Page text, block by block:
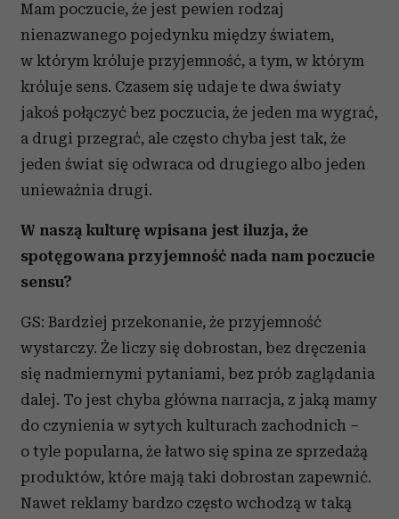
Mam poczucie, że jest pewien rodzaj
nienazwanego pojedynku między światem,
w którym króluje przyjemność, a tym, w którym
króluje sens. Czasem się udaje te dwa światy
jakoś połączyć bez poczucia, że jeden ma wygrać,
a drugi przegrać, ale często chyba jest tak, że
jeden świat się odwraca od drugiego albo jeden
unieważnia drugi.
W naszą kulturę wpisana jest iluzja, że
spotęgowana przyjemność nada nam poczucie
sensu?
GS: Bardziej przekonanie, że przyjemność
wystarczy. Że liczy się dobrostan, bez dręczenia
się nadmiernymi pytaniami, bez prób zaglądania
dalej. To jest chyba główna narracja, z jaką mamy
do czynienia w sytych kulturach zachodnich –
o tyle popularna, że łatwo się spina ze sprzedażą
produktów, które mają taki dobrostan zapewnić.
Nawet reklamy bardzo często wchodzą w taką